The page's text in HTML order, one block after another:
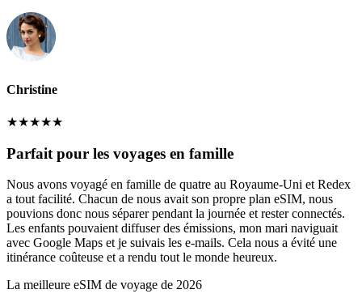
Christine
★★★★★
Parfait pour les voyages en famille
Nous avons voyagé en famille de quatre au Royaume-Uni et Redex
a tout facilité. Chacun de nous avait son propre plan eSIM, nous
pouvions donc nous séparer pendant la journée et rester connectés.
Les enfants pouvaient diffuser des émissions, mon mari naviguait
avec Google Maps et je suivais les e-mails. Cela nous a évité une
itinérance coûteuse et a rendu tout le monde heureux.
La meilleure eSIM de voyage de 2026